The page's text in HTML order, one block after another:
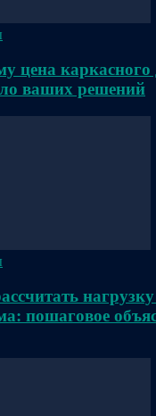
цена
ваших решений
пошаговое